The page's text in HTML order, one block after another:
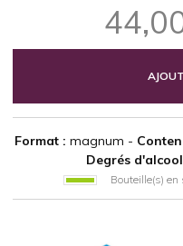
Format : magnum -
Degrés
Bouteille(s) en